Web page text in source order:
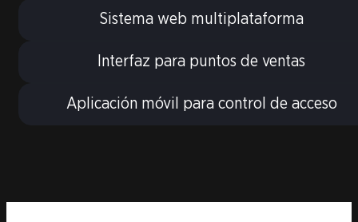
Sistema web multiplataforma
Interfaz para puntos de ventas
Aplicación móvil para control de acceso